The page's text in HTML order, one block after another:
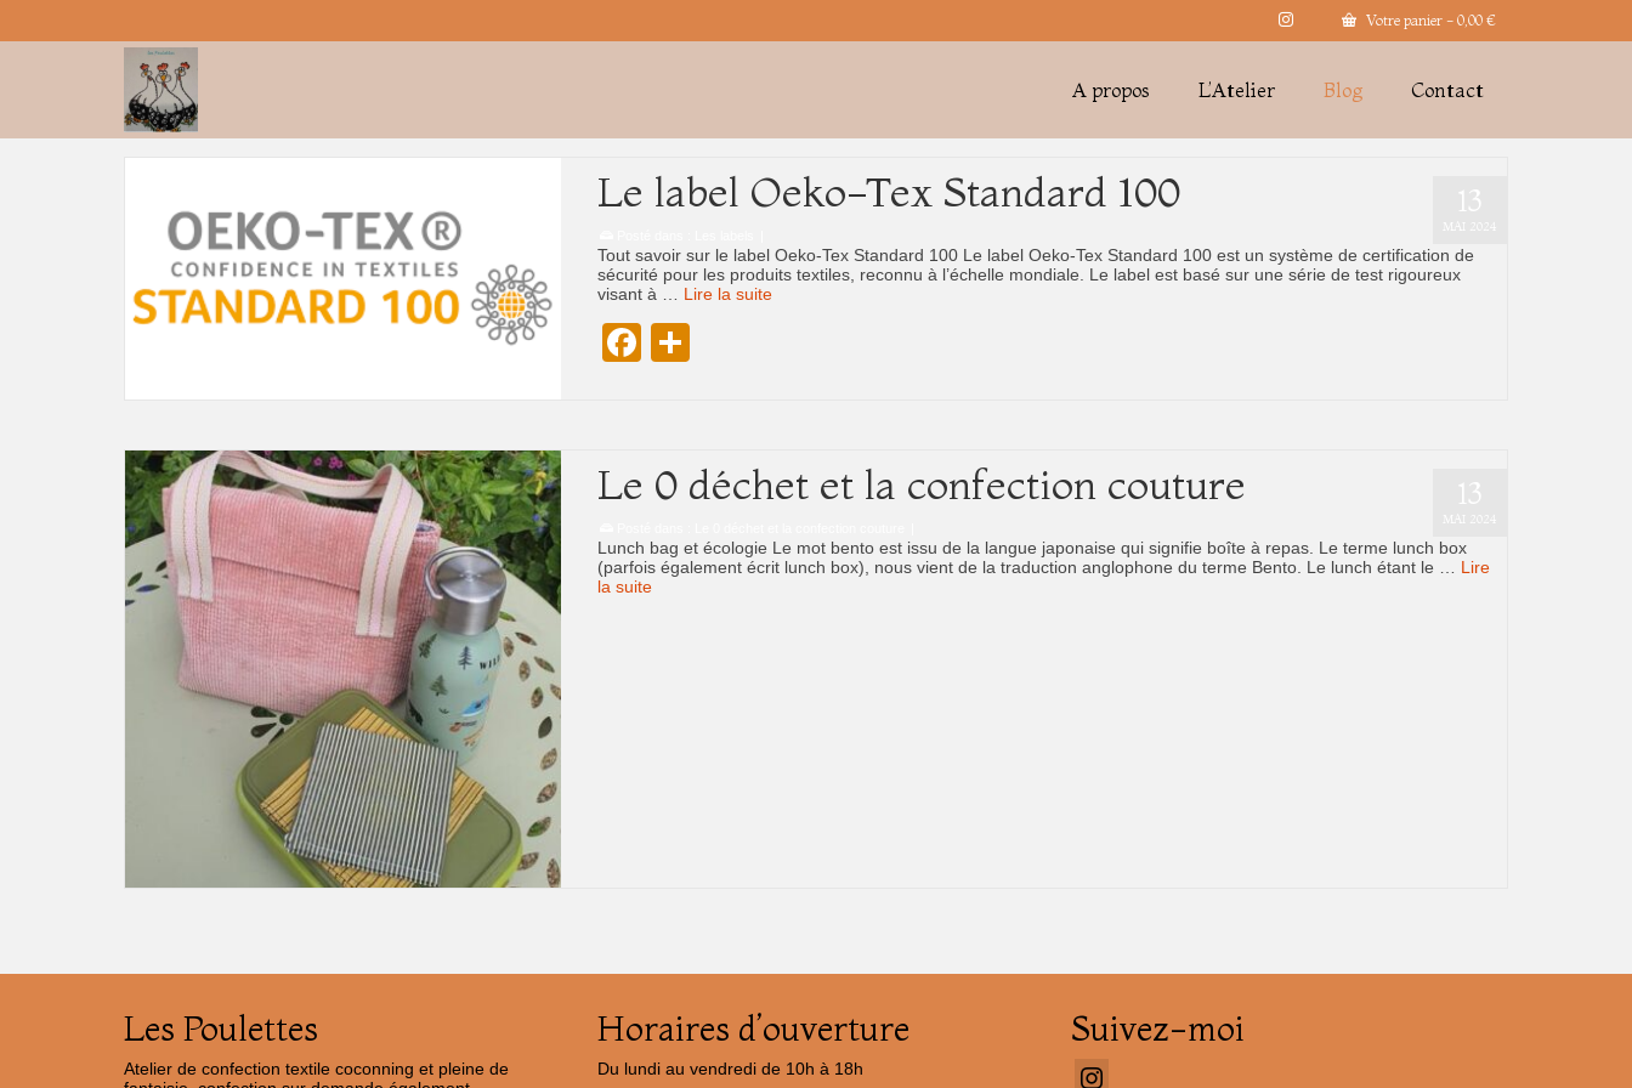
Votre panier - 0,00 €
A propos L’Atelier Blog Contact
13
MAI 2024
Le label Oeko-Tex Standard 100
Tout savoir sur le label Oeko-Tex Standard 100 Le label Oeko-Tex Standard 100 est un système de certification de
sécurité pour les produits textiles, reconnu à l’échelle mondiale. Le label est basé sur une série de test rigoureux
visant à … Lire la suite
Facebook
13
MAI 2024
Le 0 déchet et la confection couture
Lunch bag et écologie Le mot bento est issu de la langue japonaise qui signifie boîte à repas. Le terme lunch box
(parfois également écrit lunch box), nous vient de la traduction anglophone du terme Bento. Le lunch étant le … Lire
la suite
Les Poulettes
Atelier de confection textile coconning et pleine de
Horaires d’ouverture
Du lundi au vendredi de 10h à 18h
Suivez-moi